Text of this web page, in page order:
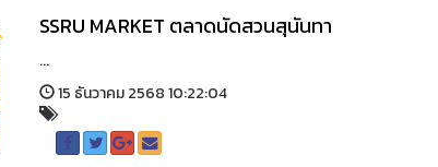
SSRU MARKET ตลาดนัดสวนสุนันทา
...
15 ธันวาคม 2568 10:22:04